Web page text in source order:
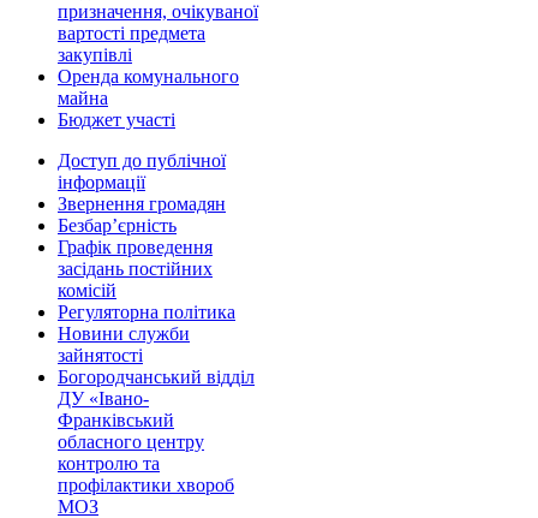
призначення, очікуваної
вартості предмета
закупівлі
Оренда комунального
майна
Бюджет участі
Доступ до публічної
інформації
Звернення громадян
Безбар’єрність
Графік проведення
засідань постійних
комісій
Регуляторна політика
Новини служби
зайнятості
Богородчанський відділ
ДУ «Івано-
Франківський
обласного центру
контролю та
профілактики хвороб
МОЗ